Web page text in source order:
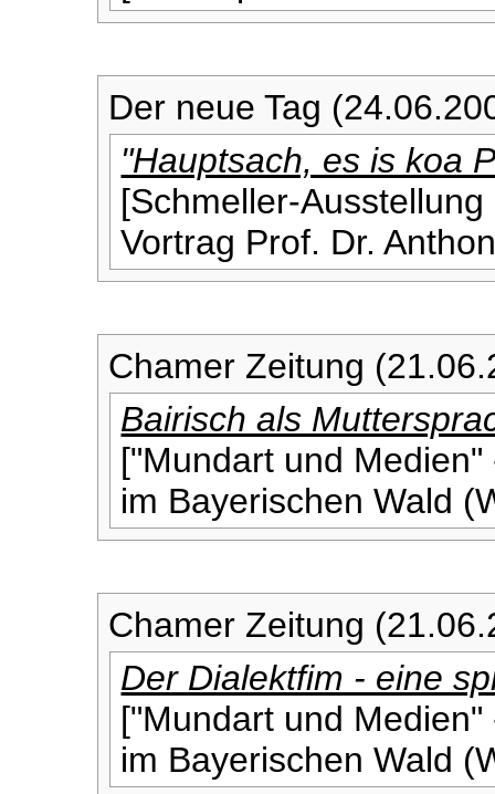
Der neue Tag
"Hauptsach, es is koa
[Schmeller-
Vortrag Prof. Dr.
Chamer Zeitung
Bairisch als
["Mundart und
im Bayerischen Wald
Chamer Zeitung
Der Dialektfim - eine
["Mundart und
im Bayerischen Wald